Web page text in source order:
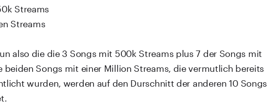
Streams
Streams
also die die 3 Songs mit 500k Streams plus 7 der Songs mit
beiden Songs mit einer Million Streams, die vermutlich bereits
wurden, werden auf den Durschnitt der anderen 10 Songs